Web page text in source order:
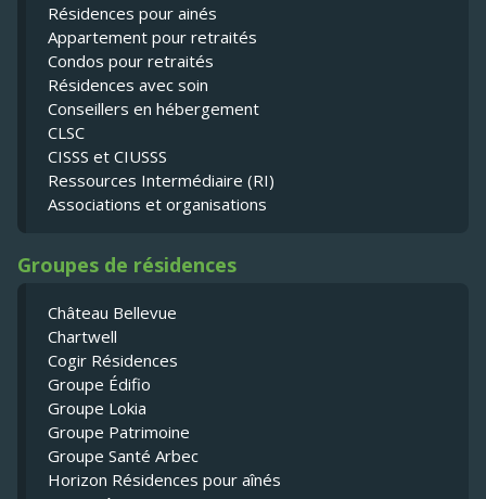
Résidences pour ainés
Appartement pour retraités
Condos pour retraités
Résidences avec soin
Conseillers en hébergement
CLSC
CISSS et CIUSSS
Ressources Intermédiaire (RI)
Associations et organisations
Groupes de résidences
Château Bellevue
Chartwell
Cogir Résidences
Groupe Édifio
Groupe Lokia
Groupe Patrimoine
Groupe Santé Arbec
Horizon Résidences pour aînés